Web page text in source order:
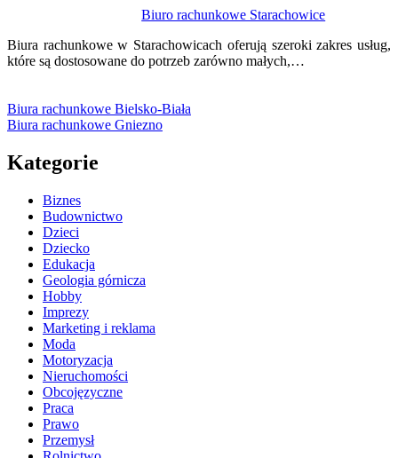
Biuro rachunkowe Starachowice
Biura rachunkowe w Starachowicach oferują szeroki zakres usług,
które są dostosowane do potrzeb zarówno małych,…
Biura rachunkowe Bielsko-Biała
Biura rachunkowe Gniezno
Kategorie
Biznes
Budownictwo
Dzieci
Dziecko
Edukacja
Geologia górnicza
Hobby
Imprezy
Marketing i reklama
Moda
Motoryzacja
Nieruchomości
Obcojęzyczne
Praca
Prawo
Przemysł